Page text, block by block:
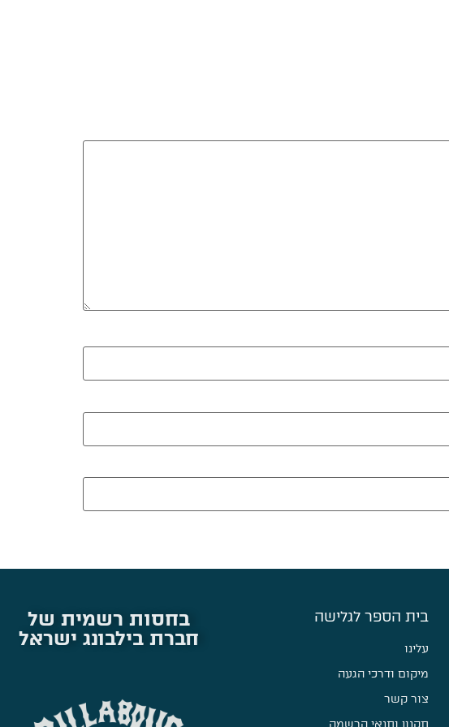
בית הספר לגלישה
עלינו
מיקום ודרכי הגעה
צור קשר
תקנון ותנאי הרשמה
בחסות רשמית של
חברת בילבונג ישראל